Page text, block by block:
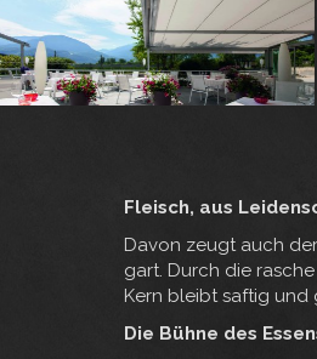
Fleisch, aus
Davon zeugt auch
gart. Durch die
Kern bleibt saftig und
Die Bühne des